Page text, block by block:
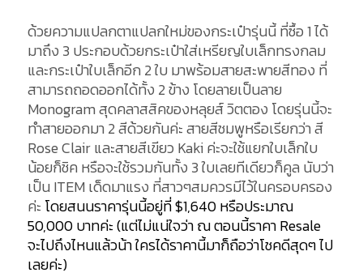
ด้วยความแปลกตาแปลกใหม่ของกระเป๋ารุ่นนี้ ที่ซื้อ 1 ได้
มาถึง 3 ประกอบด้วยกระเป๋าใส่เหรียญใบเล็กทรงกลม
และกระเป๋าใบเล็กอีก 2 ใบ มาพร้อมสายสะพายสีทอง ที่
สามารถถอดออกได้ทั้ง 2 ข้าง โดยลายเป็นลาย
Monogram สุดคลาสสิคของหลุยส์ วิตตอง โดยรุ่นนี้จะ
ทำสายออกมา 2 สีด้วยกันค่ะ สายสีชมพูหรือเรียกว่า สี
Rose Clair และสายสีเขียว Kaki ค่ะจะใช้แยกใบเล็กใบ
น้อยก็ชิค หรือจะใช้รวมกันทั้ง 3 ใบเลยทีเดียวก็คูล นับว่า
เป็น ITEM เด็ดมาแรง ที่สาวๆสมควรมีไว้ในครอบครอง
ค่ะ โดยสนนราคารุ่นนี้อยู่ที่ $1,640 หรือประมาณ
50,000 บาทค่ะ (แต่ไม่แน่ใจว่า ณ ตอนนี้ราคา Resale
จะไปถึงไหนแล้วน้า ใครได้ราคานี้มาก็ถือว่าโชคดีสุดๆ ไป
เลยค่ะ)